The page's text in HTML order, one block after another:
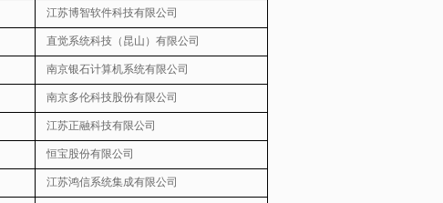
江苏博智软件科技有限公司
直觉系统科技（昆山）有限公司
南京银石计算机系统有限公司
南京多伦科技股份有限公司
江苏正融科技有限公司
恒宝股份有限公司
江苏鸿信系统集成有限公司